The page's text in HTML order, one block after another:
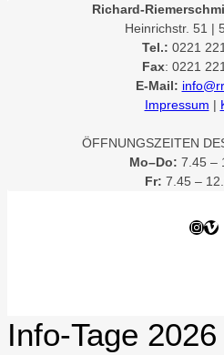
Richard-
Heinrichstr. 51 |
Tel.: 0221
Fax: 0221
E-Mail:
Impressum |
ÖFFNUNGSZEITEN
Mo–Do: 7.45 –
Fr: 7.45 –
Info-Tage 2026